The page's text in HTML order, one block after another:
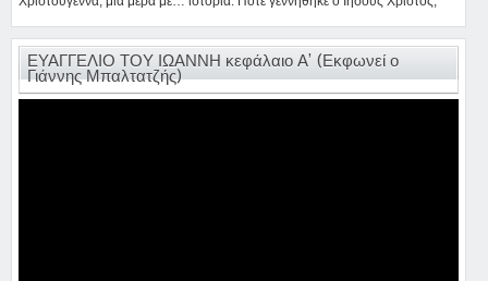
ΕΥΑΓΓΕΛΙΟ ΤΟΥ ΙΩΑΝΝΗ κεφάλαιο Α’ (Εκφωνεί ο
Γιάννης Μπαλτατζής)